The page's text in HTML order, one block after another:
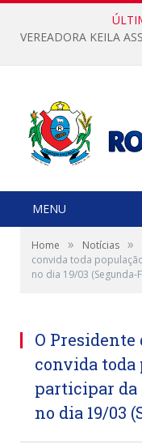
MENU
Home » Notícias »
convida toda
no dia 19/03 (Segunda-
O
convida toda
participar da
no dia 19/03